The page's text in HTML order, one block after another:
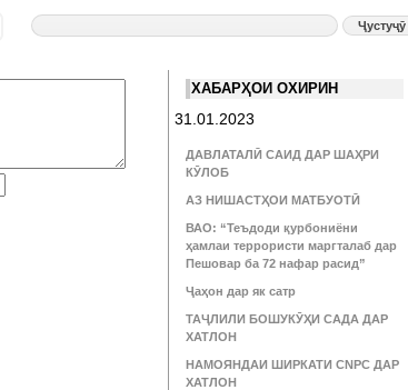
ХАБАРҲОИ ОХИРИН
31.01.2023
ДАВЛАТАЛӢ САИД ДАР ШАҲРИ
КӮЛОБ
АЗ НИШАСТҲОИ МАТБУОТӢ
ВАО: “Теъдоди қурбониёни
ҳамлаи террористи маргталаб дар
Пешовар ба 72 нафар расид”
Ҷаҳон дар як сатр
ТАҶЛИЛИ БОШУКӮҲИ САДА ДАР
ХАТЛОН
НАМОЯНДАИ ШИРКАТИ CNPC ДАР
ХАТЛОН